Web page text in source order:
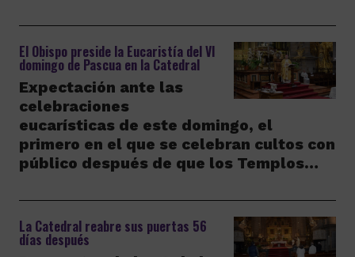
El Obispo preside la Eucaristía del VI
domingo de Pascua en la Catedral
Expectación ante las
celebraciones
eucarísticas de este domingo, el
primero en el que se celebran cultos con
público después de que los Templos…
La Catedral reabre sus puertas 56
días después